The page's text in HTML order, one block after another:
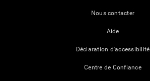
Nous contacter
Aide
Déclaration d'accessibilité
Centre de Confiance